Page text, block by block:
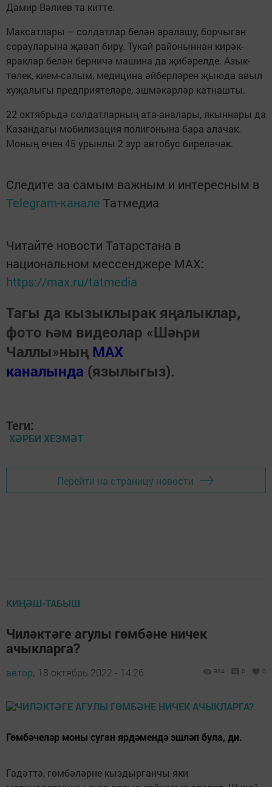
Дамир Вәлиев та китте.
Максатлары – солдатлар белән аралашу, борчыган
сорауларына җавап бирү. Тукай районыннан кирәк-
яраклар белән берничә машина да җибәрелде. Азык-
төлек, кием-салым, медицина әйберләрен җыюда авыл
хуҗалыгы предприятеләре, эшмәкәрләр катнашты.
22 октябрьдә солдатларның ата-аналары, якыннары да
Казандагы мобилизация полигонына бара алачак.
Моның өчен 45 урынлы 2 зур автобус биреләчәк.
Следите за самым важным и интересным в
Telegram-канале Татмедиа
Читайте новости Татарстана в
национальном мессенджере MАХ:
https://max.ru/tatmedia
Тагы да кызыклырак яңалыклар,
фото һәм видеолар «Шәһри
Чаллы»ның MAX
каналында (язылыгыз).
Теги:
ХӘРБИ ХЕЗМӘТ
Перейти на страницу новости
КИҢӘШ-ТАБЫШ
Чиләктәге агулы гөмбәне ничек
ачыкларга?
автор, 18 октябрь 2022 - 14:26 984 0 0
Гөмбәчеләр моны суган ярдәмендә эшләп була, ди.
Гадәттә, гөмбәләрне кыздырганчы яки